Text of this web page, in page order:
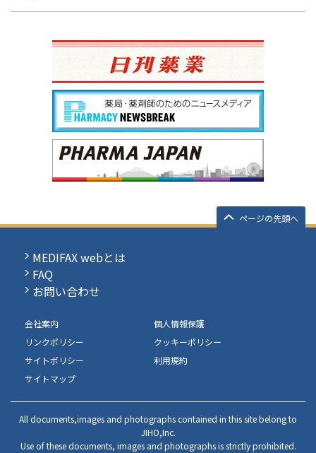
ページの先頭へ
MEDIFAX webとは
FAQ
お問い合わせ
会社案内
個人情報保護
リンクポリシー
クッキーポリシー
サイトポリシー
利用規約
サイトマップ
All documents,images and photographs contained in this site belong to
JIHO,Inc.
Use of these documents, images and photographs is strictly prohibited.